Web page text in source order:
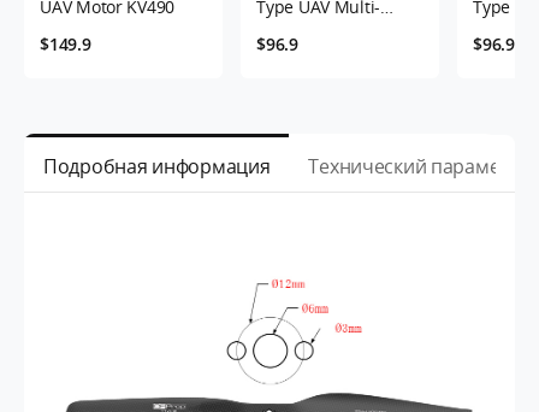
UAV Motor KV490
$149.9
Type UAV Multi-
$96.9
Type
$96.9
Подробная информация Технический параметр